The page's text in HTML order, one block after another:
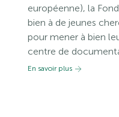
européenne), la
bien à de jeunes
pour mener à bien
centre de
En savoir plus